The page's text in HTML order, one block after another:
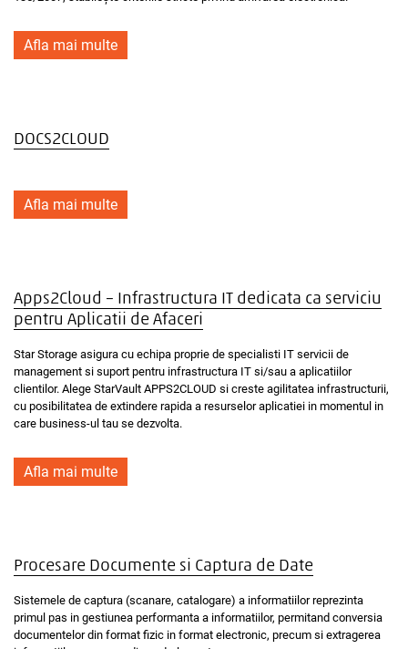
Afla mai multe
DOCS2CLOUD
Afla mai multe
Apps2Cloud – Infrastructura IT dedicata ca serviciu
pentru Aplicatii de Afaceri
Star Storage asigura cu echipa proprie de specialisti IT servicii de
management si suport pentru infrastructura IT si/sau a aplicatiilor
clientilor. Alege StarVault APPS2CLOUD si creste agilitatea infrastructurii,
cu posibilitatea de extindere rapida a resurselor aplicatiei in momentul in
care business-ul tau se dezvolta.
Afla mai multe
Procesare Documente si Captura de Date
Sistemele de captura (scanare, catalogare) a informatiilor reprezinta
primul pas in gestiunea performanta a informatiilor, permitand conversia
documentelor din format fizic in format electronic, precum si extragerea